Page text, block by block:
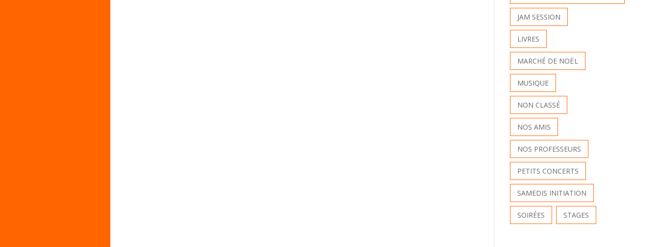
JAM SESSION
LIVRES
MARCHÉ DE NOËL
MUSIQUE
NON CLASSÉ
NOS AMIS
NOS PROFESSEURS
PETITS CONCERTS
SAMEDIS INITIATION
SOIRÉES STAGES